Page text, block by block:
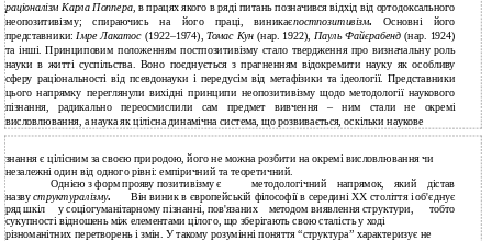
раціоналізм Карла Поппера, в працях якого в ряді питань позначився відхід від ортодоксального
неопозитивізму; спираючись на його праці, виникаєпостпозитивізм. Основні його
представники: Імре Лакатос (1922–1974), Томас Кун (нар. 1922), Пауль Файєрабенд(нар. 1924)
та інші. Принциповим положенням постпозитивізму стало твердження про визначальну роль
науки в житті суспільства. Воно поєднується з прагненням відокремити науку як особливу
сферу раціональності від псевдонауки і передусім від метафізики та ідеології. Представники
цього напрямку переглянули вихідні принципи неопозитивізму щодо методології наукового
пізнання, радикально переосмислили сам предмет вивчення – ним стали не окремі
висловлювання, а наука як цілісна динамічна система, що розвивається, оскільки наукове
знання є цілісним за своєю природою, його не можна розбити на окремі висловлювання чи
незалежні один від одного рівні: емпіричний та теоретичний.
напрямок, який дістав
Однією з форм прояву позитивізму є методологічний
назву структуралізму.
Він виник в європейській філософії в середині XX століття і об'єднує
ряд шкіл
у соціогуманітарному пізнанні, пов'язаних методом виявлення структури,
тобто
сукупності відношень між елементами цілого, що зберігають свою сталість у ході
різноманітних перетворень і змін. У такому розумінні поняття “структура” характеризує не